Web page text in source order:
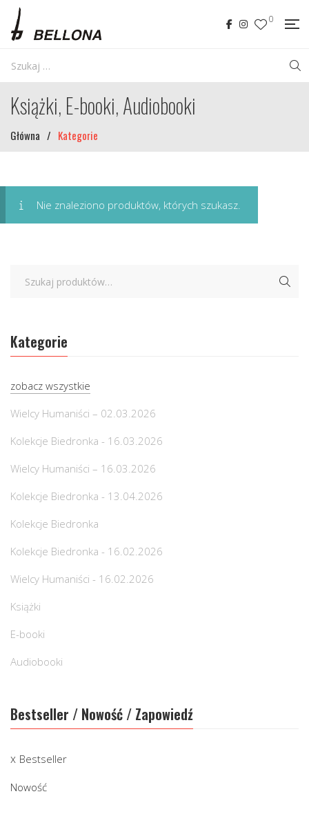
0
Książki, E-booki, Audiobooki
Główna / Kategorie
Nie znaleziono produktów, których szukasz.
Kategorie
zobacz wszystkie
Wielcy Humaniści – 02.03.2026
Kolekcje Biedronka - 16.03.2026
Wielcy Humaniści – 16.03.2026
Kolekcje Biedronka - 13.04.2026
Kolekcje Biedronka
Kolekcje Biedronka - 16.02.2026
Wielcy Humaniści - 16.02.2026
Książki
E-booki
Audiobooki
Bestseller / Nowość / Zapowiedź
Bestseller
Nowość